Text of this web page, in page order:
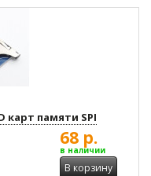
карт памяти SPI
68 р.
в наличии
В корзину